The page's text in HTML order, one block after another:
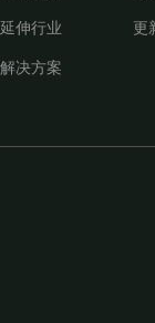
延伸行业
解决方案
更